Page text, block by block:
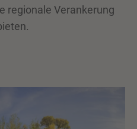
regionale Verankerung